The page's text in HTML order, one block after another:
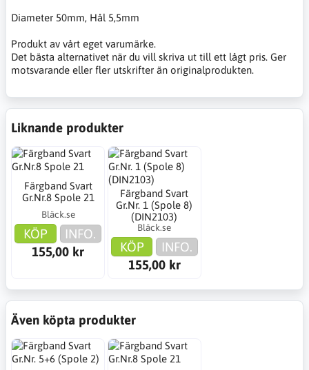
Diameter 50mm, Hål 5,5mm
Produkt av vårt eget varumärke.
Det bästa alternativet när du vill skriva ut till ett lågt pris. Ger
motsvarande eller fler utskrifter än originalprodukten.
Liknande produkter
Färgband Svart
Gr.Nr.8 Spole 21
Bläck.se
KÖP
INFO.
155,00 kr
Färgband Svart
Gr.Nr. 1 (Spole 8)
(DIN2103)
Bläck.se
KÖP
INFO.
155,00 kr
Även köpta produkter